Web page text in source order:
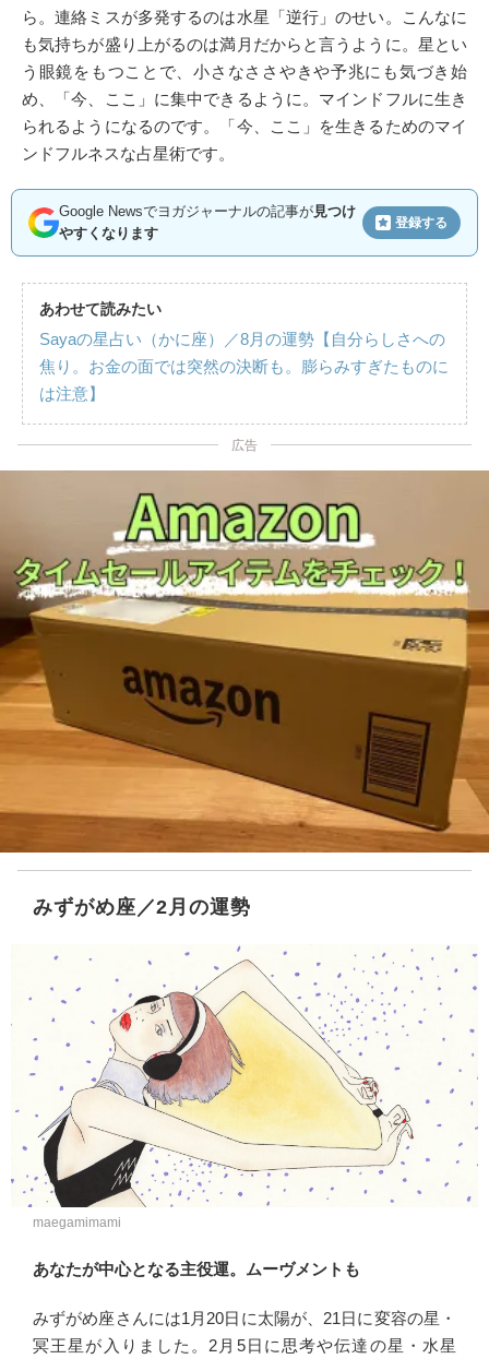
ら。連絡ミスが多発するのは水星「逆行」のせい。こんなに
も気持ちが盛り上がるのは満月だからと言うように。星とい
う眼鏡をもつことで、小さなささやきや予兆にも気づき始
め、「今、ここ」に集中できるように。マインドフルに生き
られるようになるのです。「今、ここ」を生きるためのマイ
ンドフルネスな占星術です。
Google Newsでヨガジャーナルの記事が見つけ
やすくなります
登録する
あわせて読みたい
Sayaの星占い（かに座）／8月の運勢【自分らしさへの
焦り。お金の面では突然の決断も。膨らみすぎたものに
は注意】
広告
みずがめ座／2月の運勢
maegamimami
あなたが中心となる主役運。ムーヴメントも
みずがめ座さんには1月20日に太陽が、21日に変容の星・
冥王星が入りました。2月5日に思考や伝達の星・水星